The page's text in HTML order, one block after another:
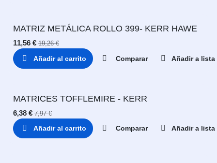
MATRIZ METÁLICA ROLLO 399- KERR HAWE
11,56 € 19,26€
Añadir al carrito Comparar Añadir a lista
MATRICES TOFFLEMIRE - KERR
6,38 € 7,97€
Añadir al carrito Comparar Añadir a lista